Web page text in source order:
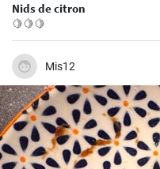
Nids de citron
🍋🍋🍋
Mis12